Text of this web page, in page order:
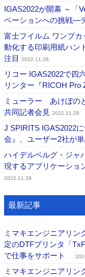
IGAS2022が開幕 ～「
ベーションへの挑戦―
富士フイルム ワンプ
動化する印刷用紙ハン
注目
2022.11.28
リコー IGAS2022で四
リンター『RICOH Pro
ミューラー あけぼの
共同記者会見 2022.11.28
J SPIRITS IGAS2022
会』、ユーザー2社が
ハイデルベルグ・ジ
現するアプリケーショ
2022.11.28
最新記事
ミマキエンジニアリ
定のDTFプリンタ「
で仕事をサポート
ミマキエンジニアリ